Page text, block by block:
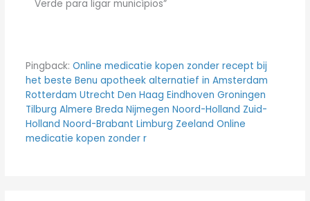
Verde para ligar municípios”
Pingback: Online medicatie kopen zonder recept bij
het beste Benu apotheek alternatief in Amsterdam
Rotterdam Utrecht Den Haag Eindhoven Groningen
Tilburg Almere Breda Nijmegen Noord-Holland Zuid-
Holland Noord-Brabant Limburg Zeeland Online
medicatie kopen zonder r